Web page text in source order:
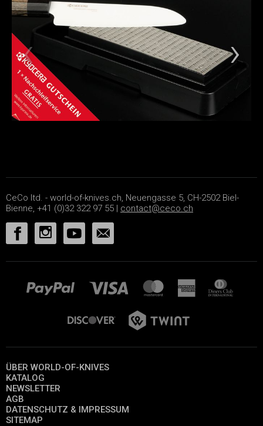
CeCo ltd. - world-of-knives.ch, Neuengasse 5, CH-2502 Biel-
Bienne, +41 (0)32 322 97 55 | contact@ceco.ch
ÜBER WORLD-OF-KNIVES
KATALOG
NEWSLETTER
AGB
DATENSCHUTZ & IMPRESSUM
SITEMAP